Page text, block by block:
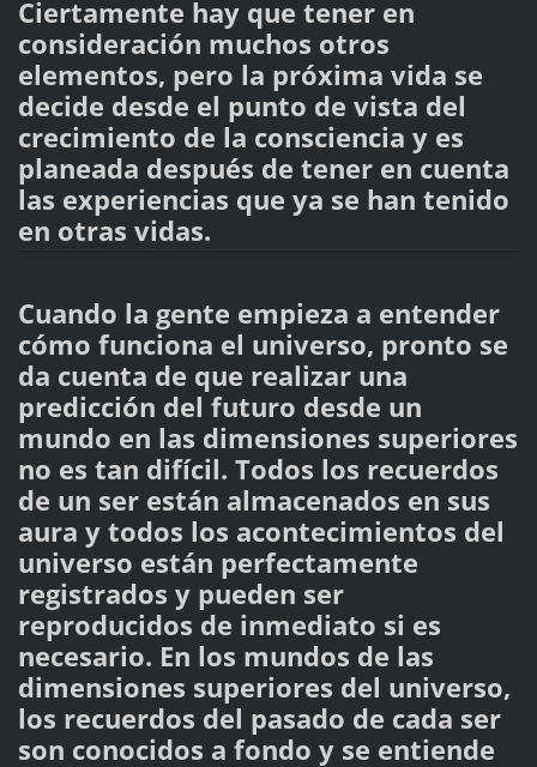
Ciertamente hay que tener en
consideración muchos otros
elementos, pero la próxima vida se
decide desde el punto de vista del
crecimiento de la consciencia y es
planeada después de tener en cuenta
las experiencias que ya se han tenido
en otras vidas.
Cuando la gente empieza a entender
cómo funciona el universo, pronto se
da cuenta de que realizar una
predicción del futuro desde un
mundo en las dimensiones superiores
no es tan difícil. Todos los recuerdos
de un ser están almacenados en sus
aura y todos los acontecimientos del
universo están perfectamente
registrados y pueden ser
reproducidos de inmediato si es
necesario. En los mundos de las
dimensiones superiores del universo,
los recuerdos del pasado de cada ser
son conocidos a fondo y se entiende